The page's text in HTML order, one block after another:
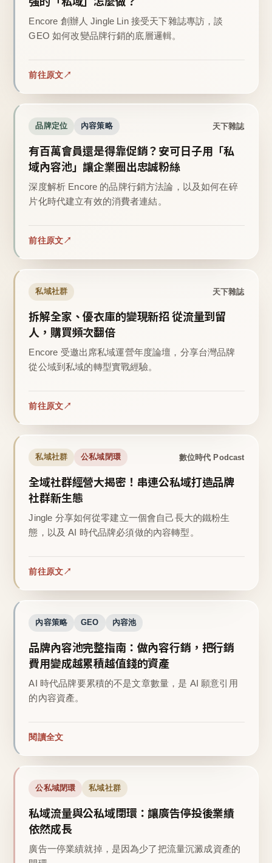
Encore 創辦人 Jingle Lin 接受天下雜誌專訪，談
GEO 如何改變品牌行銷的底層邏輯。
前往原文
品牌定位 內容策略 天下雜誌
有百萬會員還是得靠促銷？安可日子用「私
域內容池」讓企業圈出忠誠粉絲
深度解析 Encore 的品牌行銷方法論，以及如何在碎
片化時代建立有效的消費者連結。
前往原文
私域社群 天下雜誌
拆解全家、優衣庫的變現新招 從流量到留
人，購買頻次翻倍
Encore 受邀出席私域運營年度論壇，分享台灣品牌
從公域到私域的轉型實戰經驗。
前往原文
私域社群 公私域閉環 數位時代 Podcast
全域社群經營大揭密！串連公私域打造品牌
社群新生態
Jingle 分享如何從零建立一個會自己長大的鐵粉生
態，以及 AI 時代品牌必須做的內容轉型。
前往原文
內容策略 GEO 內容池
品牌內容池完整指南：做內容行銷，把行銷
費用變成越累積越值錢的資產
AI 時代品牌要累積的不是文章數量，是 AI 願意引用
的內容資產。
閱讀全文
公私域閉環 私域社群
私域流量與公私域閉環：讓廣告停投後業績
依然成長
廣告一停業績就掉，是因為少了把流量沉澱成資產的